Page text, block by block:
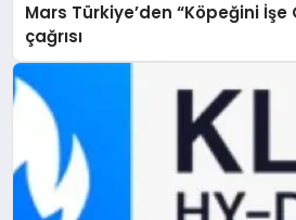
Mars Türkiye’den “Köpeğini İşe
çağrısı